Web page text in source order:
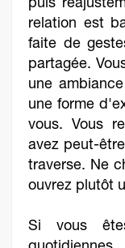
puis
relation est
faite de
partagée.
une
une forme
vous. Vous
avez peut-
traverse. Ne
ouvrez plutôt
Si vous